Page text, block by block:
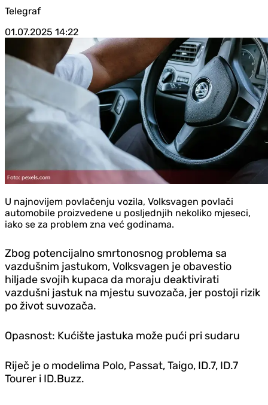
Telegraf
01.07.2025 14:22
U najnovijem povlačenju vozila, Volksvagen povlači
automobile proizvedene u posljednjih nekoliko mjeseci,
iako se za problem zna već godinama.
Zbog potencijalno smrtonosnog problema sa
vazdušnim jastukom, Volksvagen je obavestio
hiljade svojih kupaca da moraju deaktivirati
vazdušni jastuk na mjestu suvozača, jer postoji rizik
po život suvozača.
Opasnost: Kućište jastuka može pući pri sudaru
Riječ je o modelima Polo, Passat, Taigo, ID.7, ID.7
Tourer i ID.Buzz.